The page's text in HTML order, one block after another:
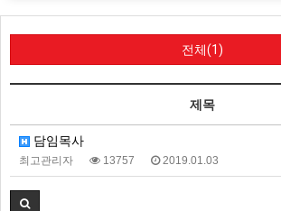
전체(1)
제목
담임목사
최고관리자 13757 2019.01.03